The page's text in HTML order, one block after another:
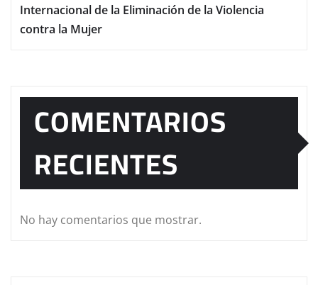
Internacional de la Eliminación de la Violencia
contra la Mujer
COMENTARIOS
RECIENTES
No hay comentarios que mostrar.